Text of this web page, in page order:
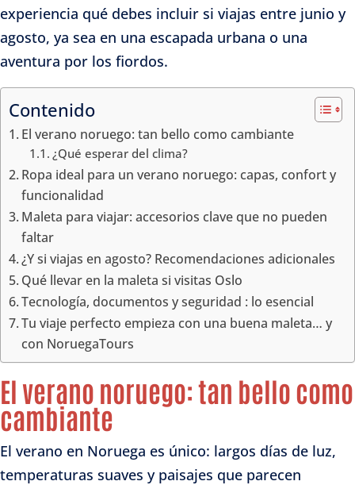
experiencia qué debes incluir si viajas entre junio y
agosto, ya sea en una escapada urbana o una
aventura por los fiordos.
Contenido
El verano noruego: tan bello como cambiante
¿Qué esperar del clima?
Ropa ideal para un verano noruego: capas, confort y
funcionalidad
Maleta para viajar: accesorios clave que no pueden
faltar
¿Y si viajas en agosto? Recomendaciones adicionales
Qué llevar en la maleta si visitas Oslo
Tecnología, documentos y seguridad : lo esencial
Tu viaje perfecto empieza con una buena maleta… y
con NoruegaTours
El verano noruego: tan bello como
cambiante
El verano en Noruega es único: largos días de luz,
temperaturas suaves y paisajes que parecen